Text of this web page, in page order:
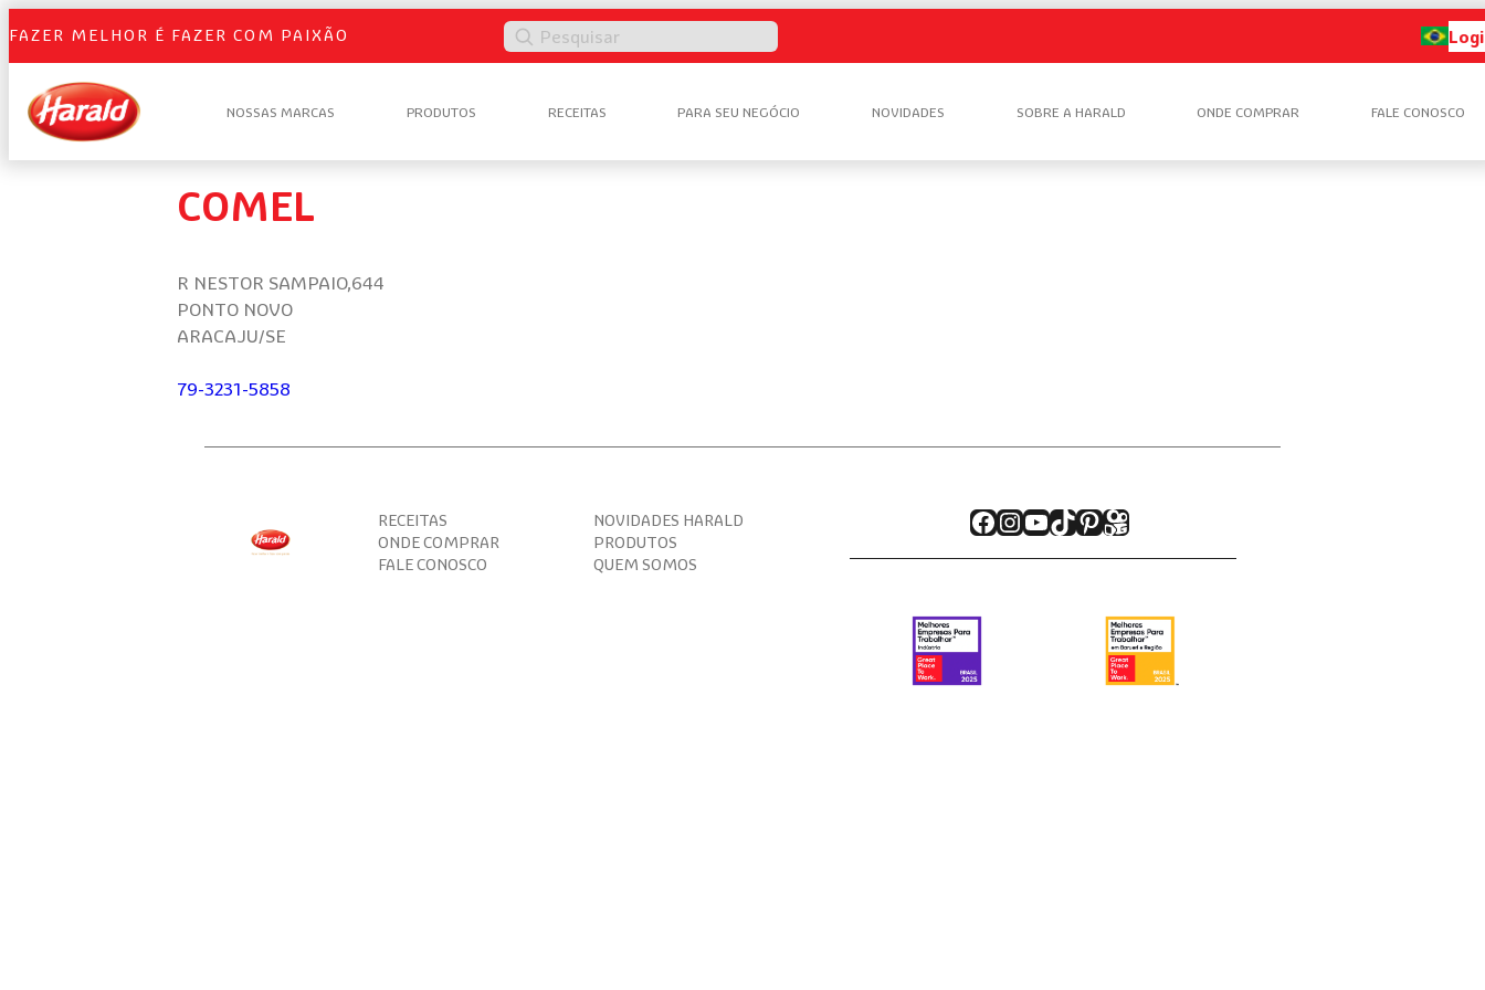
FAZER MELHOR É FAZER COM PAIXÃO Pesquisar
NOSSAS MARCAS PRODUTOS RECEITAS PARA SEU NEGÓCIO NOVIDADES SOBRE A HARALD ONDE COMPRAR FALE CONOSCO
COMEL
R NESTOR SAMPAIO,644
PONTO NOVO
ARACAJU/SE
79-3231-5858
RECEITAS
NOVIDADES HARALD
ONDE COMPRAR
PRODUTOS
FALE CONOSCO
QUEM SOMOS
Facebook
Instagram
Youtube
TikTok
Pinterest
Kwai